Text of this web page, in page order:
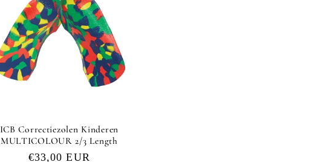
ICB Correctiezolen Kinderen
MULTICOLOUR 2/3 Length
Normale
€33,00 EUR